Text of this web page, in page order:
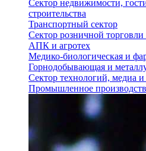
Сектор недвижимости,
строительства
Транспортный сектор
Сектор розничной торговли
АПК и агротех
Медико-биологическая и
Горнодобывающая и
Сектор технологий, медиа
Промышленное